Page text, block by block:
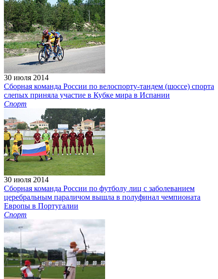
30 июля 2014
Сборная команда России по велоспорту-тандем (шоссе) спорта
слепых приняла участие в Кубке мира в Испании
Спорт
30 июля 2014
Сборная команда России по футболу лиц с заболеванием
церебральным параличом вышла в полуфинал чемпионата
Европы в Португалии
Спорт